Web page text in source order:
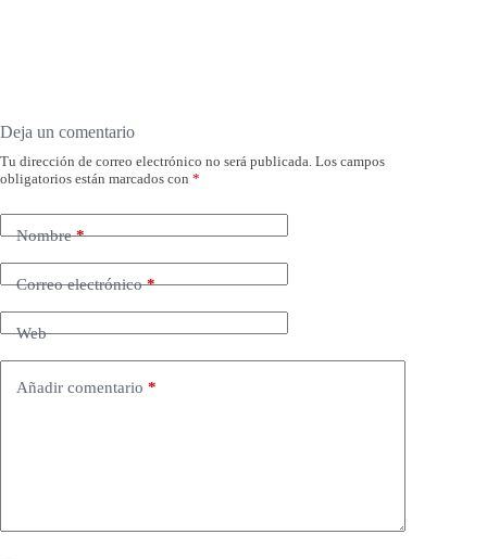
Deja un comentario
Tu dirección de correo electrónico no será publicada. Los campos
obligatorios están marcados con *
Nombre*
Correo electrónico*
Web
Añadir comentario *